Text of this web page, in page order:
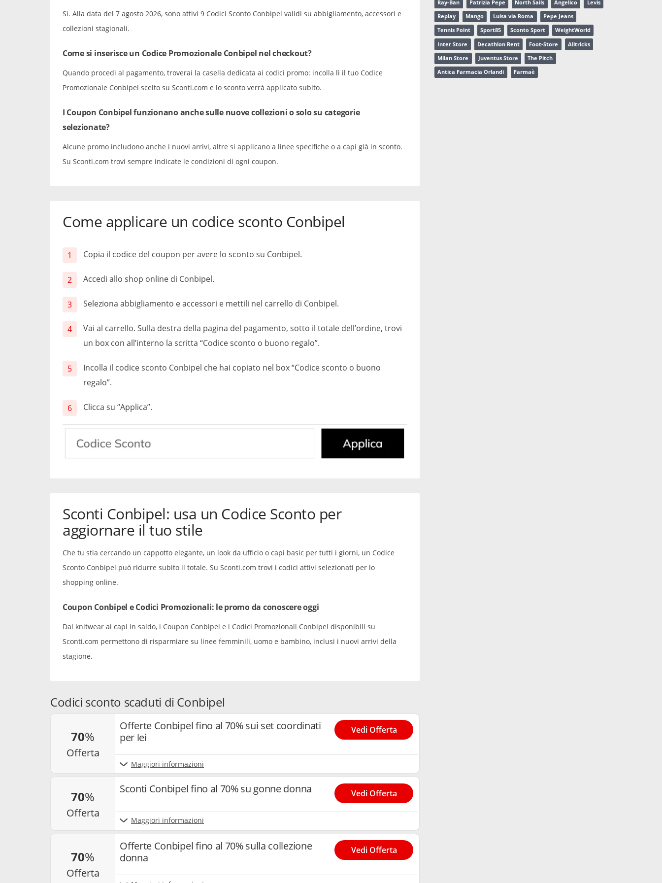
Sì. Alla data del 7 agosto 2026, sono attivi 9 Codici Sconto Conbipel validi su abbigliamento, accessori e
collezioni stagionali.
Come si inserisce un Codice Promozionale Conbipel nel checkout?
Quando procedi al pagamento, troverai la casella dedicata ai codici promo: incolla lì il tuo Codice
Promozionale Conbipel scelto su Sconti.com e lo sconto verrà applicato subito.
I Coupon Conbipel funzionano anche sulle nuove collezioni o solo su categorie
selezionate?
Alcune promo includono anche i nuovi arrivi, altre si applicano a linee specifiche o a capi già in sconto.
Su Sconti.com trovi sempre indicate le condizioni di ogni coupon.
Come applicare un codice sconto Conbipel
Copia il codice del coupon per avere lo sconto su Conbipel.
Accedi allo shop online di Conbipel.
Seleziona abbigliamento e accessori e mettili nel carrello di Conbipel.
Vai al carrello. Sulla destra della pagina del pagamento, sotto il totale dell’ordine, trovi
un box con all’interno la scritta “Codice sconto o buono regalo”.
Incolla il codice sconto Conbipel che hai copiato nel box “Codice sconto o buono
regalo”.
Clicca su “Applica”.
Sconti Conbipel: usa un Codice Sconto per
aggiornare il tuo stile
Che tu stia cercando un cappotto elegante, un look da ufficio o capi basic per tutti i giorni, un Codice
Sconto Conbipel può ridurre subito il totale. Su Sconti.com trovi i codici attivi selezionati per lo
shopping online.
Coupon Conbipel e Codici Promozionali: le promo da conoscere oggi
Dal knitwear ai capi in saldo, i Coupon Conbipel e i Codici Promozionali Conbipel disponibili su
Sconti.com permettono di risparmiare su linee femminili, uomo e bambino, inclusi i nuovi arrivi della
stagione.
Codici sconto scaduti di Conbipel
70%
offerta
Offerte Conbipel fino al 70% sui set coordinati
per lei
Maggiori informazioni
Vedi Offerta
70%
offerta
Sconti Conbipel fino al 70% su gonne donna
Maggiori informazioni
Vedi Offerta
70%
offerta
Offerte Conbipel fino al 70% sulla collezione
donna
Vedi Offerta
Ray-Ban Patrizia Pepe North Sails Angelico Levis
Replay Mango Luisa via Roma Pepe Jeans
Tennis Point Sport85 Sconto Sport WeightWorld
Inter Store Decathlon Rent Foot-Store Alltricks
Milan Store Juventus Store The Pitch
Antica Farmacia Orlandi Farmaè